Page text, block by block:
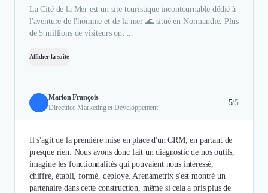
La Cité de la Mer est un site touristique incontournable dédié à
l'aventure de l'homme et de la mer 🌊 situé en Normandie. Plus
de 5 millions de visiteurs ont ...
Afficher la suite
Marion François
Directrice Marketing et Développement
5/5
Il s'agit de la première mise en place d'un CRM, en partant de
presque rien. Nous avons donc fait un diagnostic de nos outils,
imaginé les fonctionnalités qui pouvaient nous intéressé,
chiffré, établi, formé, déployé. Arenametrix s'est montré un
partenaire dans cette construction, même si cela a pris plus de